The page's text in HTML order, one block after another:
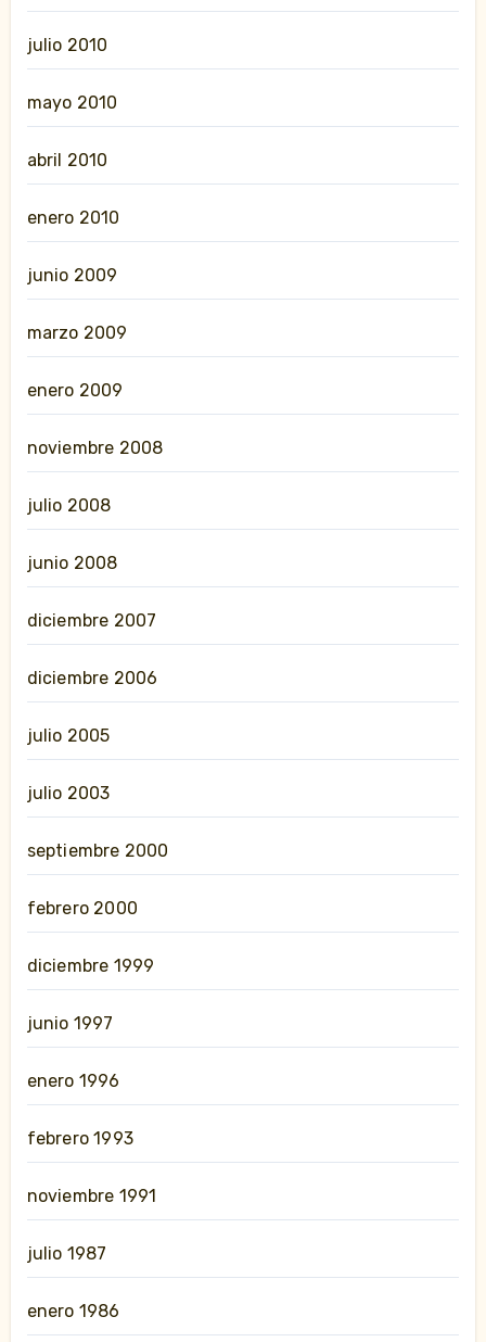
julio 2010
mayo 2010
abril 2010
enero 2010
junio 2009
marzo 2009
enero 2009
noviembre 2008
julio 2008
junio 2008
diciembre 2007
diciembre 2006
julio 2005
julio 2003
septiembre 2000
febrero 2000
diciembre 1999
junio 1997
enero 1996
febrero 1993
noviembre 1991
julio 1987
enero 1986